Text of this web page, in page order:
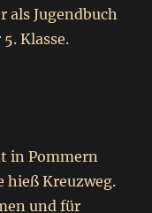
als Jugendbuch
Klasse.
in Pommern
hieß Kreuzweg.
und für